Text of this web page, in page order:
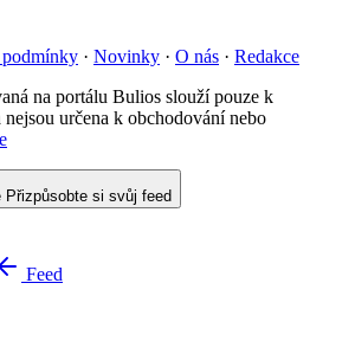
· Novinky · O nás · Redakce
na portálu Bulios slouží pouze k
určena k obchodování nebo
Přizpůsobte si svůj feed
Feed